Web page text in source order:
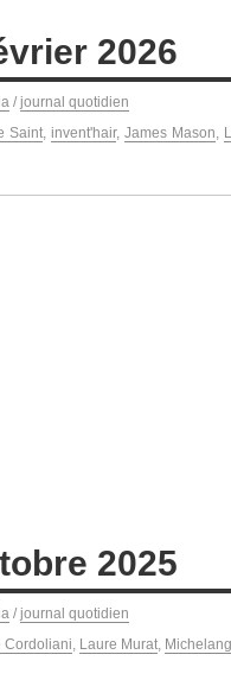
2026
/ journal quotidien
Saint, invent'hair, James Mason,
2025
/ journal quotidien
Cordoliani Laure Murat